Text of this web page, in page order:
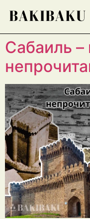
Сабаиль –